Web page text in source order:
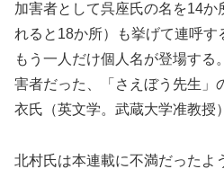
加害者として呉座氏の名を14か
れると18か所）も挙げて連呼す
もう一人だけ個人名が登場する
害者だった、「さえぼう先生」
衣氏（英文学。武蔵大学准教授
北村氏は本連載に不満だったよ